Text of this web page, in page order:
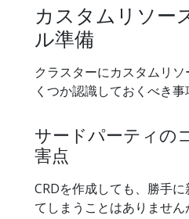
カスタムリソー
ル準備
クラスターにカスタムリ
くつか認識しておくべき事
サードパーティの
害点
CRDを作成しても、勝手
てしまうことはありませ